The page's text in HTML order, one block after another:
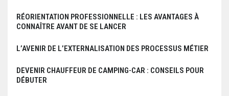
RÉORIENTATION PROFESSIONNELLE : LES AVANTAGES À
CONNAÎTRE AVANT DE SE LANCER
L’AVENIR DE L’EXTERNALISATION DES PROCESSUS MÉTIER
DEVENIR CHAUFFEUR DE CAMPING-CAR : CONSEILS POUR
DÉBUTER